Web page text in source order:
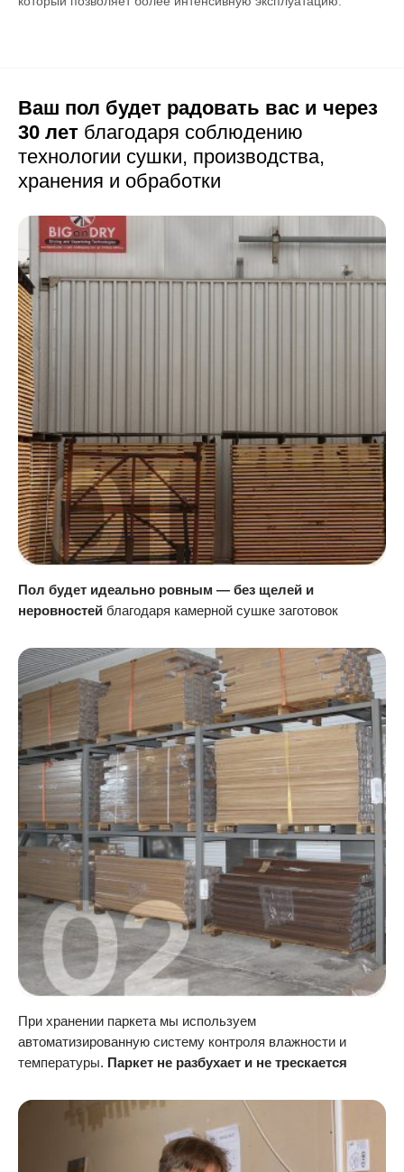
Ваш пол будет радовать вас и через
30 лет благодаря соблюдению
технологии сушки, производства,
хранения и обработки
Пол будет идеально ровным — без щелей и
неровностей благодаря камерной сушке заготовок
При хранении паркета мы используем
автоматизированную систему контроля влажности и
температуры. Паркет не разбухает и не трескается